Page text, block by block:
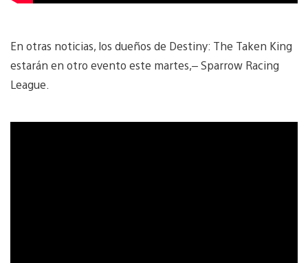
En otras noticias, los dueños de Destiny: The Taken King
estarán en otro evento este martes,– Sparrow Racing
League.